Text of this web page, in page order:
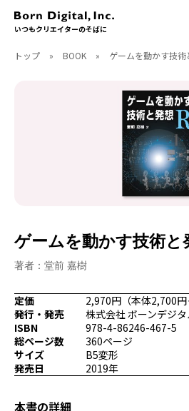
いつもクリエイターのそばに
ABOUT
BOOK
刊行順
アート/イラスト
映像/映画/アニメ
プログラミング/ウェブ
ファッション/デザイン/他
トップ » BOOK » ゲームを動かす技術
ゲームを動かす技術と
著者：堂前 嘉樹
定価
2,970円（本体2,700円
発行・発売
株式会社 ボーンデジ
ISBN
978-4-86246-467-5
総ページ数
360ページ
サイズ
B5変形
発売日
2019年
本書の詳細